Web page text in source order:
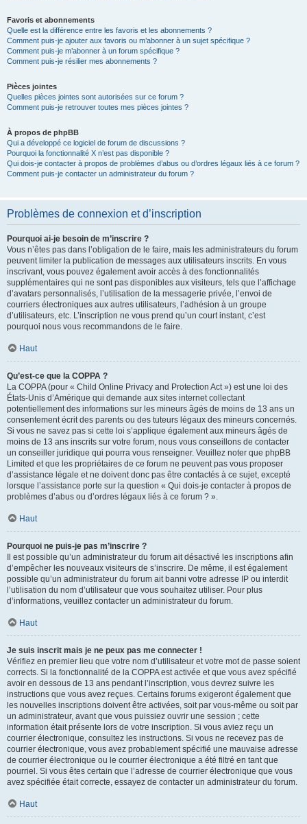
Favoris et abonnements
Quelle est la différence entre les favoris et les abonnements ?
Comment puis-je ajouter aux favoris ou m’abonner à un sujet spécifique ?
Comment puis-je m’abonner à un forum spécifique ?
Comment puis-je résilier mes abonnements ?
Pièces jointes
Quelles pièces jointes sont autorisées sur ce forum ?
Comment puis-je retrouver toutes mes pièces jointes ?
À propos de phpBB
Qui a développé ce logiciel de forum de discussions ?
Pourquoi la fonctionnalité X n’est pas disponible ?
Qui dois-je contacter à propos de problèmes d’abus ou d’ordres légaux liés à ce forum ?
Comment puis-je contacter un administrateur du forum ?
Problèmes de connexion et d’inscription
Pourquoi ai-je besoin de m’inscrire ?
Vous n’êtes pas dans l’obligation de le faire, mais les administrateurs du forum
peuvent limiter la publication de messages aux utilisateurs inscrits. En vous
inscrivant, vous pouvez également avoir accès à des fonctionnalités
supplémentaires qui ne sont pas disponibles aux visiteurs, tels que l’affichage
d’avatars personnalisés, l’utilisation de la messagerie privée, l’envoi de
courriers électroniques aux autres utilisateurs, l’adhésion à un groupe
d’utilisateurs, etc. L’inscription ne vous prend qu’un court instant, c’est
pourquoi nous vous recommandons de le faire.
Haut
Qu’est-ce que la COPPA ?
La COPPA (pour « Child Online Privacy and Protection Act ») est une loi des
États-Unis d’Amérique qui demande aux sites internet collectant
potentiellement des informations sur les mineurs âgés de moins de 13 ans un
consentement écrit des parents ou des tuteurs légaux des mineurs concernés.
Si vous ne savez pas si cette loi s’applique également aux mineurs âgés de
moins de 13 ans inscrits sur votre forum, nous vous conseillons de contacter
un conseiller juridique qui pourra vous renseigner. Veuillez noter que phpBB
Limited et que les propriétaires de ce forum ne peuvent pas vous proposer
d’assistance légale et ne doivent donc pas être contactés à ce sujet, excepté
lorsque l’assistance porte sur la question « Qui dois-je contacter à propos de
problèmes d’abus ou d’ordres légaux liés à ce forum ? ».
Haut
Pourquoi ne puis-je pas m’inscrire ?
Il est possible qu’un administrateur du forum ait désactivé les inscriptions afin
d’empêcher les nouveaux visiteurs de s’inscrire. De même, il est également
possible qu’un administrateur du forum ait banni votre adresse IP ou interdit
l’utilisation du nom d’utilisateur que vous souhaitez utiliser. Pour plus
d’informations, veuillez contacter un administrateur du forum.
Haut
Je suis inscrit mais je ne peux pas me connecter !
Vérifiez en premier lieu que votre nom d’utilisateur et votre mot de passe soient
corrects. Si la fonctionnalité de la COPPA est activée et que vous avez spécifié
avoir en dessous de 13 ans pendant l’inscription, vous devrez suivre les
instructions que vous avez reçues. Certains forums exigeront également que
les nouvelles inscriptions doivent être activées, soit par vous-même ou soit par
un administrateur, avant que vous puissiez ouvrir une session ; cette
information était présente lors de votre inscription. Si vous aviez reçu un
courrier électronique, consultez les instructions. Si vous ne recevez pas de
courrier électronique, vous avez probablement spécifié une mauvaise adresse
de courrier électronique ou le courrier électronique a été filtré en tant que
pourriel. Si vous êtes certain que l’adresse de courrier électronique que vous
avez spécifiée était correcte, essayez de contacter un administrateur du forum.
Haut